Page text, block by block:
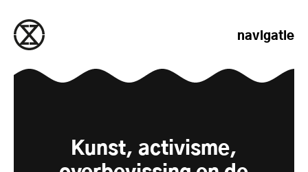
navigatie
Kunst, activisme,